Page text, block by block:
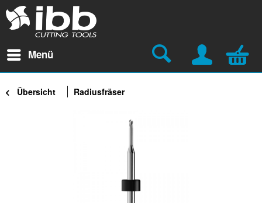
Menü
Übersicht Radiusfräser